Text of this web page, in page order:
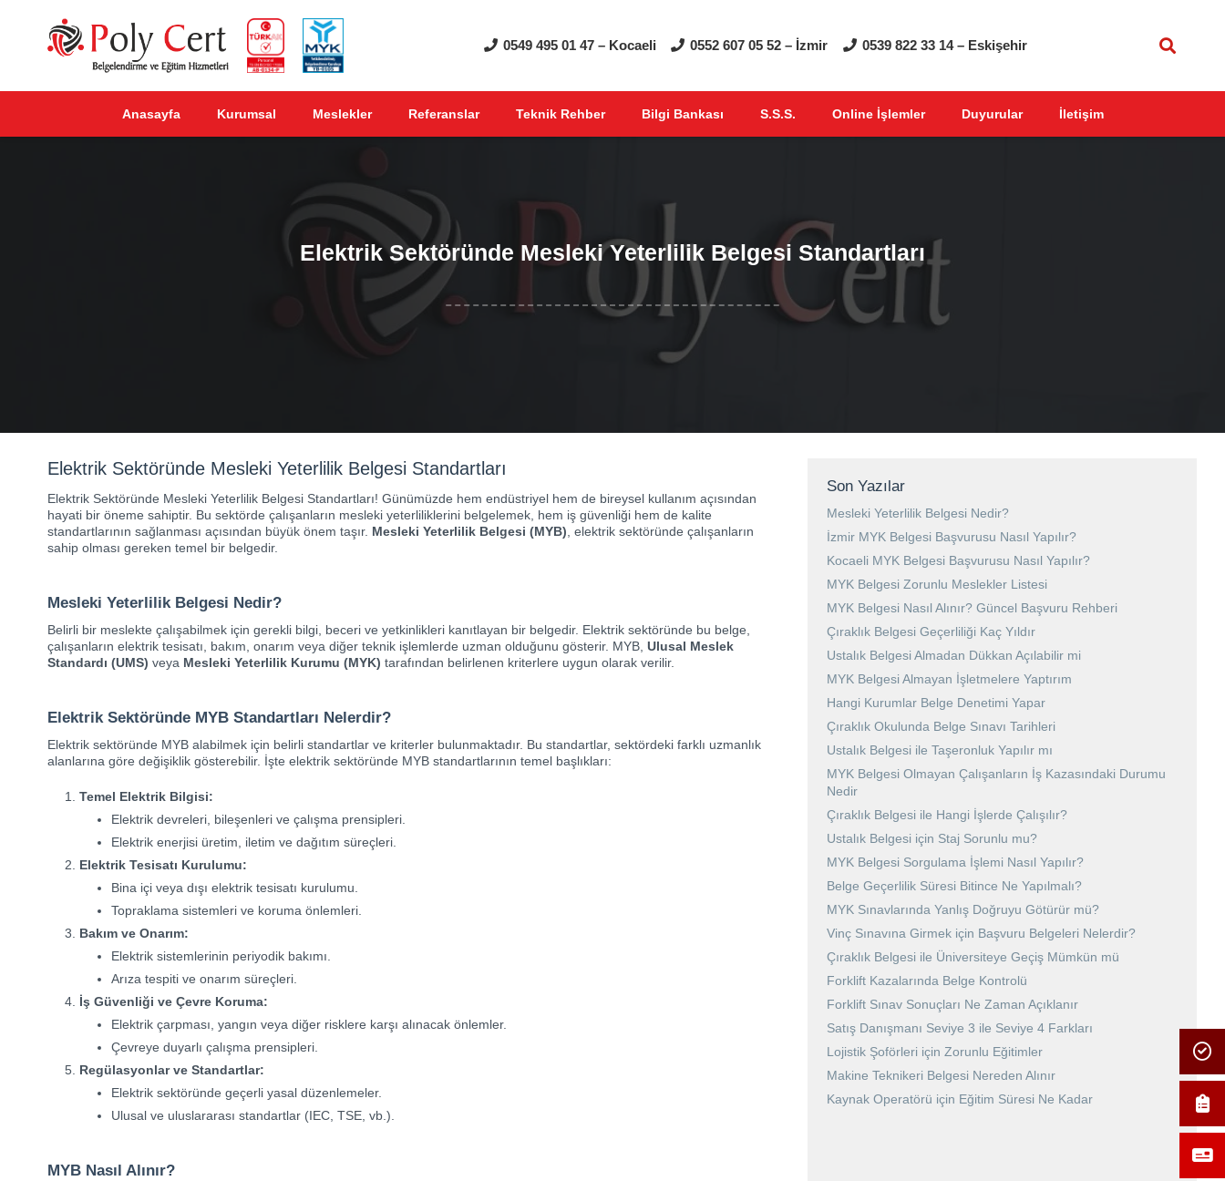
0549 495 01 47 – Kocaeli 0552 607 05 52 – İzmir 0539 822 33 14 – Eskişehir
Anasayfa Kurumsal Meslekler Referanslar Teknik Rehber Bilgi Bankası S.S.S. Online İşlemler Duyurular İletişim
Elektrik Sektöründe Mesleki Yeterlilik Belgesi Standartları
Elektrik Sektöründe Mesleki Yeterlilik Belgesi Standartları
Elektrik Sektöründe Mesleki Yeterlilik Belgesi Standartları! Günümüzde hem endüstriyel hem de bireysel kullanım açısından
hayati bir öneme sahiptir. Bu sektörde çalışanların mesleki yeterliliklerini belgelemek, hem iş güvenliği hem de kalite
standartlarının sağlanması açısından büyük önem taşır. Mesleki Yeterlilik Belgesi (MYB) , elektrik sektöründe çalışanların
sahip olması gereken temel bir belgedir.
Mesleki Yeterlilik Belgesi Nedir?
Belirli bir meslekte çalışabilmek için gerekli bilgi, beceri ve yetkinlikleri kanıtlayan bir belgedir. Elektrik sektöründe bu belge,
çalışanların elektrik tesisatı, bakım, onarım veya diğer teknik işlemlerde uzman olduğunu gösterir. MYB, Ulusal Meslek
Standardı (UMS) veya Mesleki Yeterlilik Kurumu (MYK) tarafından belirlenen kriterlere uygun olarak verilir.
Elektrik Sektöründe MYB Standartları Nelerdir?
Elektrik sektöründe MYB alabilmek için belirli standartlar ve kriterler bulunmaktadır. Bu standartlar, sektördeki farklı uzmanlık
alanlarına göre değişiklik gösterebilir. İşte elektrik sektöründe MYB standartlarının temel başlıkları:
Temel Elektrik Bilgisi:
Elektrik devreleri, bileşenleri ve çalışma prensipleri.
Elektrik enerjisi üretim, iletim ve dağıtım süreçleri.
Elektrik Tesisatı Kurulumu:
Bina içi veya dışı elektrik tesisatı kurulumu.
Topraklama sistemleri ve koruma önlemleri.
Bakım ve Onarım:
Elektrik sistemlerinin periyodik bakımı.
Arıza tespiti ve onarım süreçleri.
İş Güvenliği ve Çevre Koruma:
Elektrik çarpması, yangın veya diğer risklere karşı alınacak önlemler.
Çevreye duyarlı çalışma prensipleri.
Regülasyonlar ve Standartlar:
Elektrik sektöründe geçerli yasal düzenlemeler.
Ulusal ve uluslararası standartlar (IEC, TSE, vb.).
MYB Nasıl Alınır?
Son Yazılar
Mesleki Yeterlilik Belgesi Nedir?
İzmir MYK Belgesi Başvurusu Nasıl Yapılır?
Kocaeli MYK Belgesi Başvurusu Nasıl Yapılır?
MYK Belgesi Zorunlu Meslekler Listesi
MYK Belgesi Nasıl Alınır? Güncel Başvuru Rehberi
Çıraklık Belgesi Geçerliliği Kaç Yıldır
Ustalık Belgesi Almadan Dükkan Açılabilir mi
MYK Belgesi Almayan İşletmelere Yaptırım
Hangi Kurumlar Belge Denetimi Yapar
Çıraklık Okulunda Belge Sınavı Tarihleri
Ustalık Belgesi ile Taşeronluk Yapılır mı
MYK Belgesi Olmayan Çalışanların İş Kazasındaki Durumu
Nedir
Çıraklık Belgesi ile Hangi İşlerde Çalışılır?
Ustalık Belgesi için Staj Sorunlu mu?
MYK Belgesi Sorgulama İşlemi Nasıl Yapılır?
Belge Geçerlilik Süresi Bitince Ne Yapılmalı?
MYK Sınavlarında Yanlış Doğruyu Götürür mü?
Vinç Sınavına Girmek için Başvuru Belgeleri Nelerdir?
Çıraklık Belgesi ile Üniversiteye Geçiş Mümkün mü
Forklift Kazalarında Belge Kontrolü
Forklift Sınav Sonuçları Ne Zaman Açıklanır
Satış Danışmanı Seviye 3 ile Seviye 4 Farkları
Lojistik Şoförleri için Zorunlu Eğitimler
Makine Teknikeri Belgesi Nereden Alınır
Kaynak Operatörü için Eğitim Süresi Ne Kadar